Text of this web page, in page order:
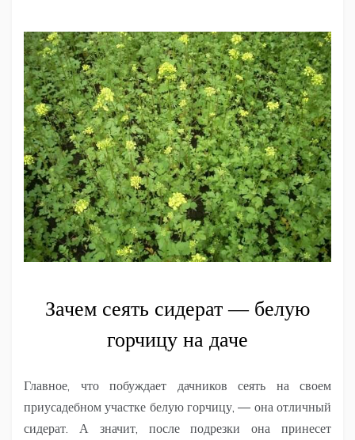
Зачем сеять сидерат — белую
горчицу на даче
Главное, что побуждает дачников сеять на своем
приусадебном участке белую горчицу, — она отличный
сидерат. А значит, после подрезки она принесет